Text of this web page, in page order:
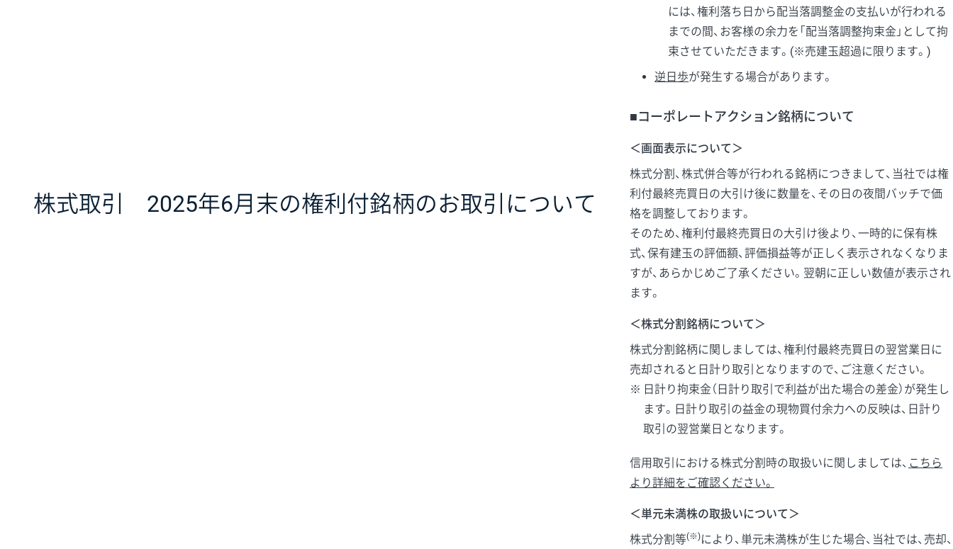
株式取引 2025年6月末の権利付銘柄のお取引について
には、権利落ち日から配当落調整金の支払いが行われる
までの間、お客様の余力を「配当落調整拘束金」として拘
束させていただきます。(※売建玉超過に限ります。)
逆日歩が発生する場合があります。
■コーポレートアクション銘柄について
＜画面表示について＞
株式分割、株式併合等が行われる銘柄につきまして、当社では権
利付最終売買日の大引け後に数量を、その日の夜間バッチで価
格を調整しております。
そのため、権利付最終売買日の大引け後より、一時的に保有株
式、保有建玉の評価額、評価損益等が正しく表示されなくなりま
すが、あらかじめご了承ください。翌朝に正しい数値が表示され
ます。
＜株式分割銘柄について＞
株式分割銘柄に関しましては、権利付最終売買日の翌営業日に
売却されると日計り取引となりますので、ご注意ください。
日計り拘束金（日計り取引で利益が出た場合の差金）が発生し
ます。日計り取引の益金の現物買付余力への反映は、日計り
取引の翌営業日となります。
信用取引における株式分割時の取扱いに関しましては、 こちら
より詳細をご確認ください。
＜単元未満株の取扱いについて＞
株式分割等(※)により、単元未満株が生じた場合、当社では、売却、